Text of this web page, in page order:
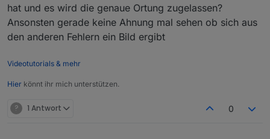
hat und es wird die genaue Ortung zugelassen?
Ansonsten gerade keine Ahnung mal sehen ob sich aus
den anderen Fehlern ein Bild ergibt
Videotutorials & mehr
Hier könnt ihr mich unterstützen.
? 1 Antwort 0